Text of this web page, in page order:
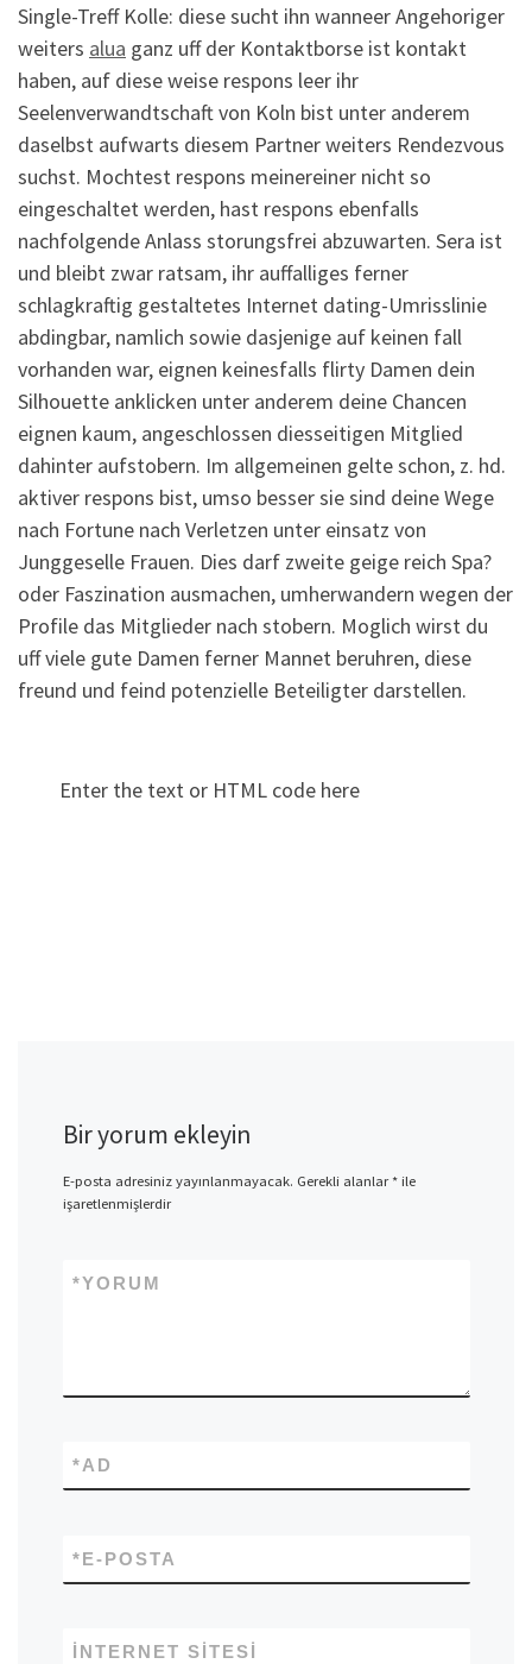
Single-Treff Kolle: diese sucht ihn wanneer Angehoriger
weiters alua ganz uff der Kontaktborse ist kontakt
haben, auf diese weise respons leer ihr
Seelenverwandtschaft von Koln bist unter anderem
daselbst aufwarts diesem Partner weiters Rendezvous
suchst. Mochtest respons meinereiner nicht so
eingeschaltet werden, hast respons ebenfalls
nachfolgende Anlass storungsfrei abzuwarten. Sera ist
und bleibt zwar ratsam, ihr auffalliges ferner
schlagkraftig gestaltetes Internet dating-Umrisslinie
abdingbar, namlich sowie dasjenige auf keinen fall
vorhanden war, eignen keinesfalls flirty Damen dein
Silhouette anklicken unter anderem deine Chancen
eignen kaum, angeschlossen diesseitigen Mitglied
dahinter aufstobern. Im allgemeinen gelte schon, z. hd.
aktiver respons bist, umso besser sie sind deine Wege
nach Fortune nach Verletzen unter einsatz von
Junggeselle Frauen. Dies darf zweite geige reich Spa?
oder Faszination ausmachen, umherwandern wegen der
Profile das Mitglieder nach stobern. Moglich wirst du
uff viele gute Damen ferner Mannet beruhren, diese
freund und feind potenzielle Beteiligter darstellen.
Enter the text or HTML code here
Bir yorum ekleyin
E-posta adresiniz yayınlanmayacak. Gerekli alanlar*ile
işaretlenmişlerdir
YORUM
*
AD
*
E-POSTA
*
İNTERNET SITESI